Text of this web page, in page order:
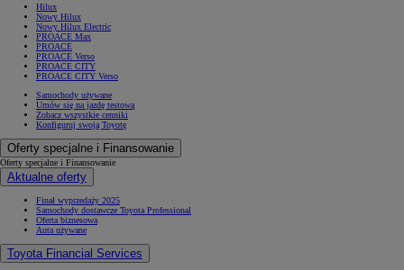
Hilux
Nowy Hilux
Nowy Hilux Electric
PROACE Max
PROACE
PROACE Verso
PROACE CITY
PROACE CITY Verso
Samochody używane
Umów się na jazdę testową
Zobacz wszystkie cenniki
Konfiguruj swoją Toyotę
Oferty specjalne i Finansowanie
Oferty specjalne i Finansowanie
Aktualne oferty
Finał wyprzedaży 2025
Samochody dostawcze Toyota Professional
Oferta biznesowa
Auta używane
Toyota Financial Services